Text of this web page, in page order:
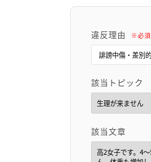
違反理由 ※必須
該当トピック
該当文章